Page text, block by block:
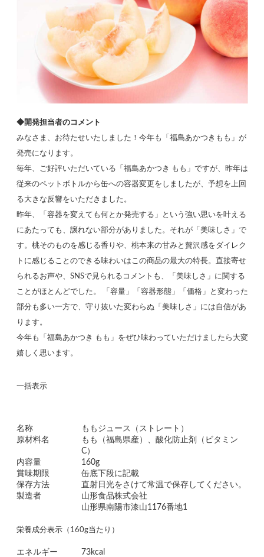
◆開発担当者のコメント
みなさま、お待たせいたしました！今年も「福島あかつきもも」が
発売になります。
毎年、ご好評いただいている「福島あかつき もも」ですが、昨年は
従来のペットボトルから缶への容器変更をしましたが、予想を上回
る大きな反響をいただきました。
昨年、「容器を変えても何とか発売する」という強い思いを叶える
にあたっても、譲れない部分がありました。それが「美味しさ」で
す。桃そのものを感じる香りや、桃本来の甘みと贅沢感をダイレク
トに感じることのできる味わいはこの商品の最大の特長。直接寄せ
られるお声や、SNSで見られるコメントも、「美味しさ」に関する
ことがほとんどでした。 「容量」「容器形態」「価格」と変わった
部分も多い一方で、守り抜いた変わらぬ「美味しさ」には自信があ
ります。
今年も「福島あかつき もも」をぜひ味わっていただけましたら大変
嬉しく思います。
一括表示
名称
ももジュース（ストレート）
原材料名
もも（福島県産）、酸化防止剤（ビタミン
C）
内容量
160g
賞味期限
缶底下段に記載
保存方法
直射日光をさけて常温で保存してください。
製造者
山形食品株式会社
山形県南陽市漆山1176番地1
栄養成分表示（160g当たり）
エネルギー
73kcal